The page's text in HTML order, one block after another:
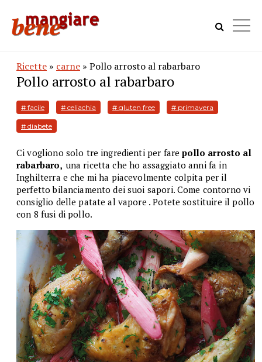
Ricette » carne » Pollo arrosto al rabarbaro
Pollo arrosto al rabarbaro
# facile # celiachia # gluten free # primavera
# diabete
Ci vogliono solo tre ingredienti per farepollo arrosto al
rabarbaro, una ricetta che ho assaggiato anni fa in
Inghilterra e che mi ha piacevolmente colpita per il
perfetto bilanciamento dei suoi sapori. Come contorno vi
consiglio delle patate al vapore . Potete sostituire il pollo
con 8 fusi di pollo.